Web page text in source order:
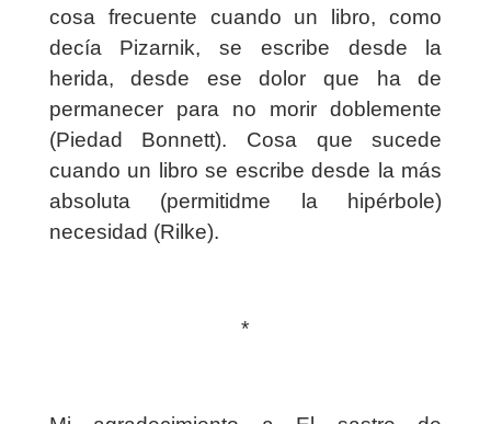
cosa frecuente cuando un libro, como
decía Pizarnik, se escribe desde la
herida, desde ese dolor que ha de
permanecer para no morir doblemente
(Piedad Bonnett). Cosa que sucede
cuando un libro se escribe desde la más
absoluta (permitidme la hipérbole)
necesidad (Rilke).
*